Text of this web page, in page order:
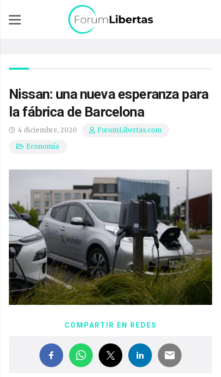
Nissan: una nueva esperanza para
la fábrica de Barcelona
4 diciembre, 2020
ForumLibertas.com
Economía
COMPARTIR EN REDES